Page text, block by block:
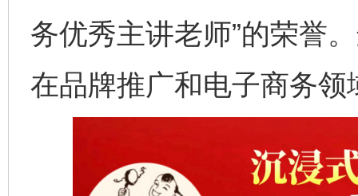
务优秀主讲老师”的荣誉
在品牌推广和电子商务